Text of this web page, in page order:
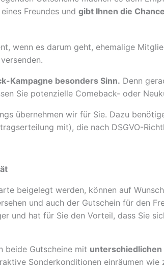
Freundes und gibt Ihnen die
wenn es darum geht, ehemalige
Kampagne besonders Sinn. Denn
Sie potenzielle Comeback- oder
übernehmen wir für Sie. Dazu
mit), die nach DSGVO-
beigelegt werden, können auf
und auch der Gutschein für den
und hat für Sie den Vorteil, dass Sie
beide Gutscheine mit unterschiedlichen
Sonderkonditionen einräumen